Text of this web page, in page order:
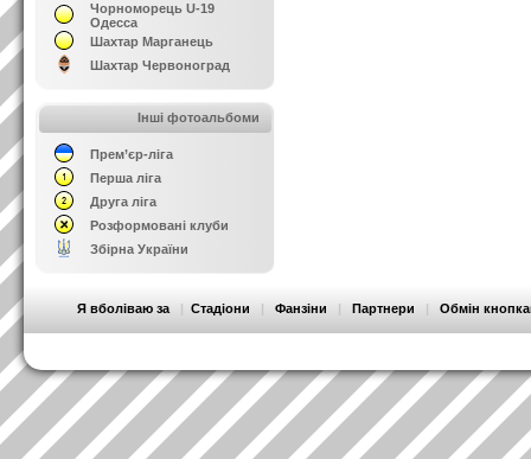
Чорноморець U-19
Одесса
Шахтар Марганець
Шахтар Червоноград
Інші фотоальбоми
Прем’єр-ліга
Перша ліга
Друга ліга
Розформовані клуби
Збірна України
Я вболіваю за | Стадіони | Фанзіни | Партнери | Обмін